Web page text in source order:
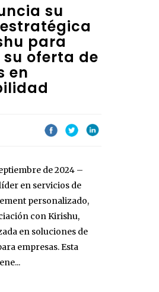
su
para
oferta de
en
de 2024 –
en servicios de
personalizado,
con Kirishu,
en soluciones de
empresas. Esta